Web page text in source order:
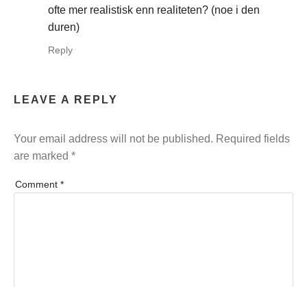
ofte mer realistisk enn realiteten? (noe i den
duren)
Reply
LEAVE A REPLY
Your email address will not be published. Required fields
are marked *
Comment *